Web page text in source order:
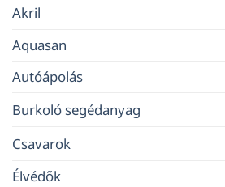
Akril
Aquasan
Autóápolás
Burkoló segédanyag
Csavarok
Élvédők